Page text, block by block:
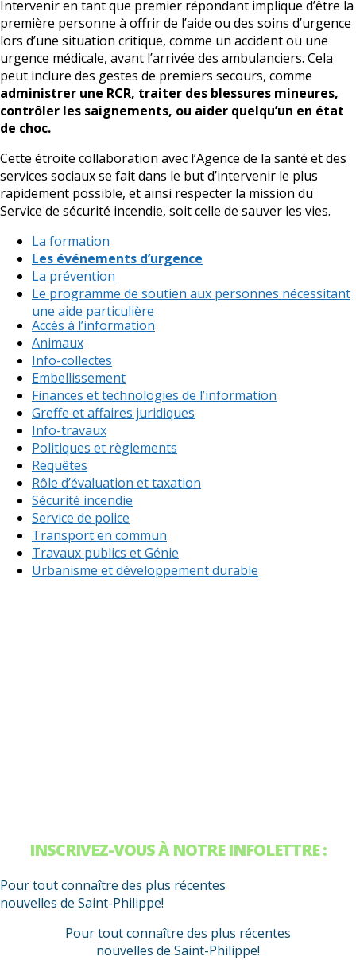
Intervenir en tant que premier répondant implique d’être la
première personne à offrir de l’aide ou des soins d’urgence
lors d’une situation critique, comme un accident ou une
urgence médicale, avant l’arrivée des ambulanciers. Cela
peut inclure des gestes de premiers secours, comme
administrer une RCR, traiter des blessures mineures,
contrôler les saignements, ou aider quelqu’un en état
de choc.
Cette étroite collaboration avec l’Agence de la santé et des
services sociaux se fait dans le but d’intervenir le plus
rapidement possible, et ainsi respecter la mission du
Service de sécurité incendie, soit celle de sauver les vies.
La formation
Les événements d’urgence
La prévention
Le programme de soutien aux personnes nécessitant
une aide particulière
Accès à l’information
Animaux
Info-collectes
Embellissement
Finances et technologies de l’information
Greffe et affaires juridiques
Info-travaux
Politiques et règlements
Requêtes
Rôle d’évaluation et taxation
Sécurité incendie
Service de police
Transport en commun
Travaux publics et Génie
Urbanisme et développement durable
INSCRIVEZ-VOUS À NOTRE INFOLETTRE :
Pour tout connaître des plus récentes
nouvelles de Saint-Philippe!
Pour tout connaître des plus récentes
nouvelles de Saint-Philippe!